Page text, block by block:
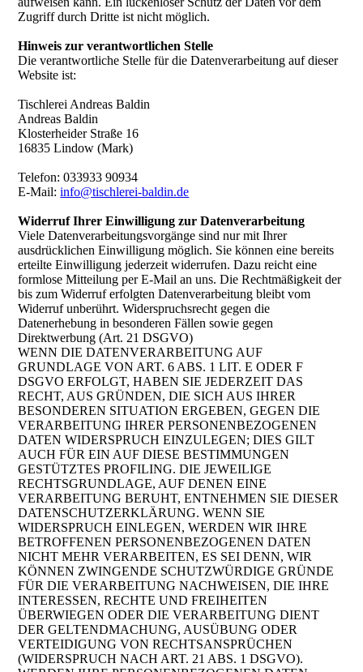
Zugriff durch Dritte ist nicht möglich.
Hinweis zur verantwortlichen Stelle
Die verantwortliche Stelle für die Datenverarbeitung auf dieser
Website ist:
Tischlerei Andreas Baldin
Andreas Baldin
Klosterheider Straße 16
16835 Lindow (Mark)
Telefon: 033933 90934
E-Mail:info@tischlerei-baldin.de
Widerruf Ihrer Einwilligung zur Datenverarbeitung
Viele Datenverarbeitungsvorgänge sind nur mit Ihrer
ausdrücklichen Einwilligung möglich. Sie können eine bereits
erteilte Einwilligung jederzeit widerrufen. Dazu reicht eine
formlose Mitteilung per E-Mail an uns. Die Rechtmäßigkeit der
bis zum Widerruf erfolgten Datenverarbeitung bleibt vom
Widerruf unberührt. Widerspruchsrecht gegen die
Datenerhebung in besonderen Fällen sowie gegen
Direktwerbung (Art. 21 DSGVO)
WENN DIE DATENVERARBEITUNG AUF
GRUNDLAGE VON ART. 6 ABS. 1 LIT. E ODER F
DSGVO ERFOLGT, HABEN SIE JEDERZEIT DAS
RECHT, AUS GRÜNDEN, DIE SICH AUS IHRER
BESONDEREN SITUATION ERGEBEN, GEGEN DIE
VERARBEITUNG IHRER PERSONENBEZOGENEN
DATEN WIDERSPRUCH EINZULEGEN; DIES GILT
AUCH FÜR EIN AUF DIESE BESTIMMUNGEN
GESTÜTZTES PROFILING. DIE JEWEILIGE
RECHTSGRUNDLAGE, AUF DENEN EINE
VERARBEITUNG BERUHT, ENTNEHMEN SIE DIESER
DATENSCHUTZERKLÄRUNG. WENN SIE
WIDERSPRUCH EINLEGEN, WERDEN WIR IHRE
BETROFFENEN PERSONENBEZOGENEN DATEN
NICHT MEHR VERARBEITEN, ES SEI DENN, WIR
KÖNNEN ZWINGENDE SCHUTZWÜRDIGE GRÜNDE
FÜR DIE VERARBEITUNG NACHWEISEN, DIE IHRE
INTERESSEN, RECHTE UND FREIHEITEN
ÜBERWIEGEN ODER DIE VERARBEITUNG DIENT
DER GELTENDMACHUNG, AUSÜBUNG ODER
VERTEIDIGUNG VON RECHTSANSPRÜCHEN
(WIDERSPRUCH NACH ART. 21 ABS. 1 DSGVO).